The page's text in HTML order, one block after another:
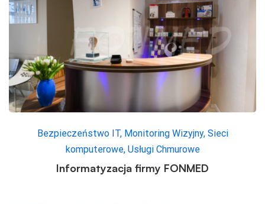
Bezpieczeństwo IT, Monitoring Wizyjny, Sieci
komputerowe, Usługi Chmurowe
Informatyzacja firmy FONMED